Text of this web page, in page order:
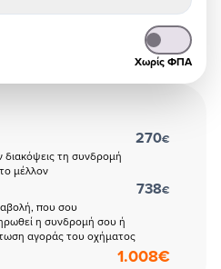
Χωρίς ΦΠΑ
διακόψεις τη συνδρομή
μέλλον
270€
που σου
η συνδρομή σου ή
αγοράς του οχήματος
738€
1.008€